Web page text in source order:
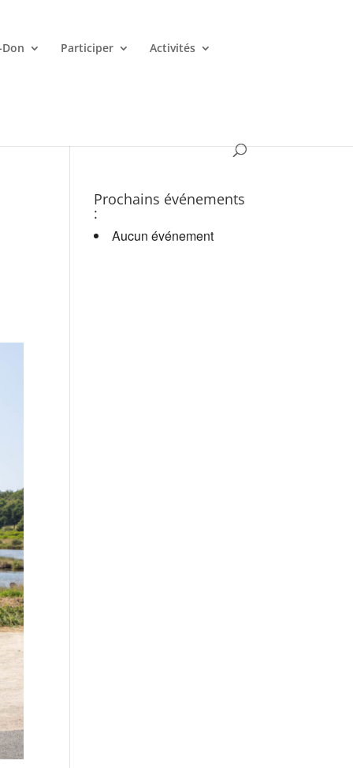
Participer Activités
Prochains événements
:
Aucun événement